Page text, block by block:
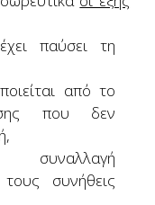
παύσει τη
από το
που δεν
τους συνήθεις